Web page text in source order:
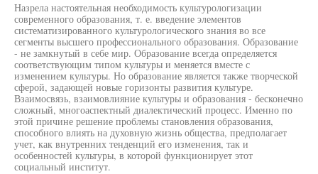
Назрела настоятельная необходимость культурологизации
современного образования, т. е. введение элементов
систематизированного культурологического знания во все
сегменты высшего профессионального образования. Образование
- не замкнутый в себе мир. Образование всегда определяется
соответствующим типом культуры и меняется вместе с
изменением культуры. Но образование является также творческой
сферой, задающей новые горизонты развития культуре.
Взаимосвязь, взаимовлияние культуры и образования - бесконечно
сложный, многоаспектный диалектический процесс. Именно по
этой причине решение проблемы становления образования,
способного влиять на духовную жизнь общества, предполагает
учет, как внутренних тенденций его изменения, так и
особенностей культуры, в которой функционирует этот
социальный институт.